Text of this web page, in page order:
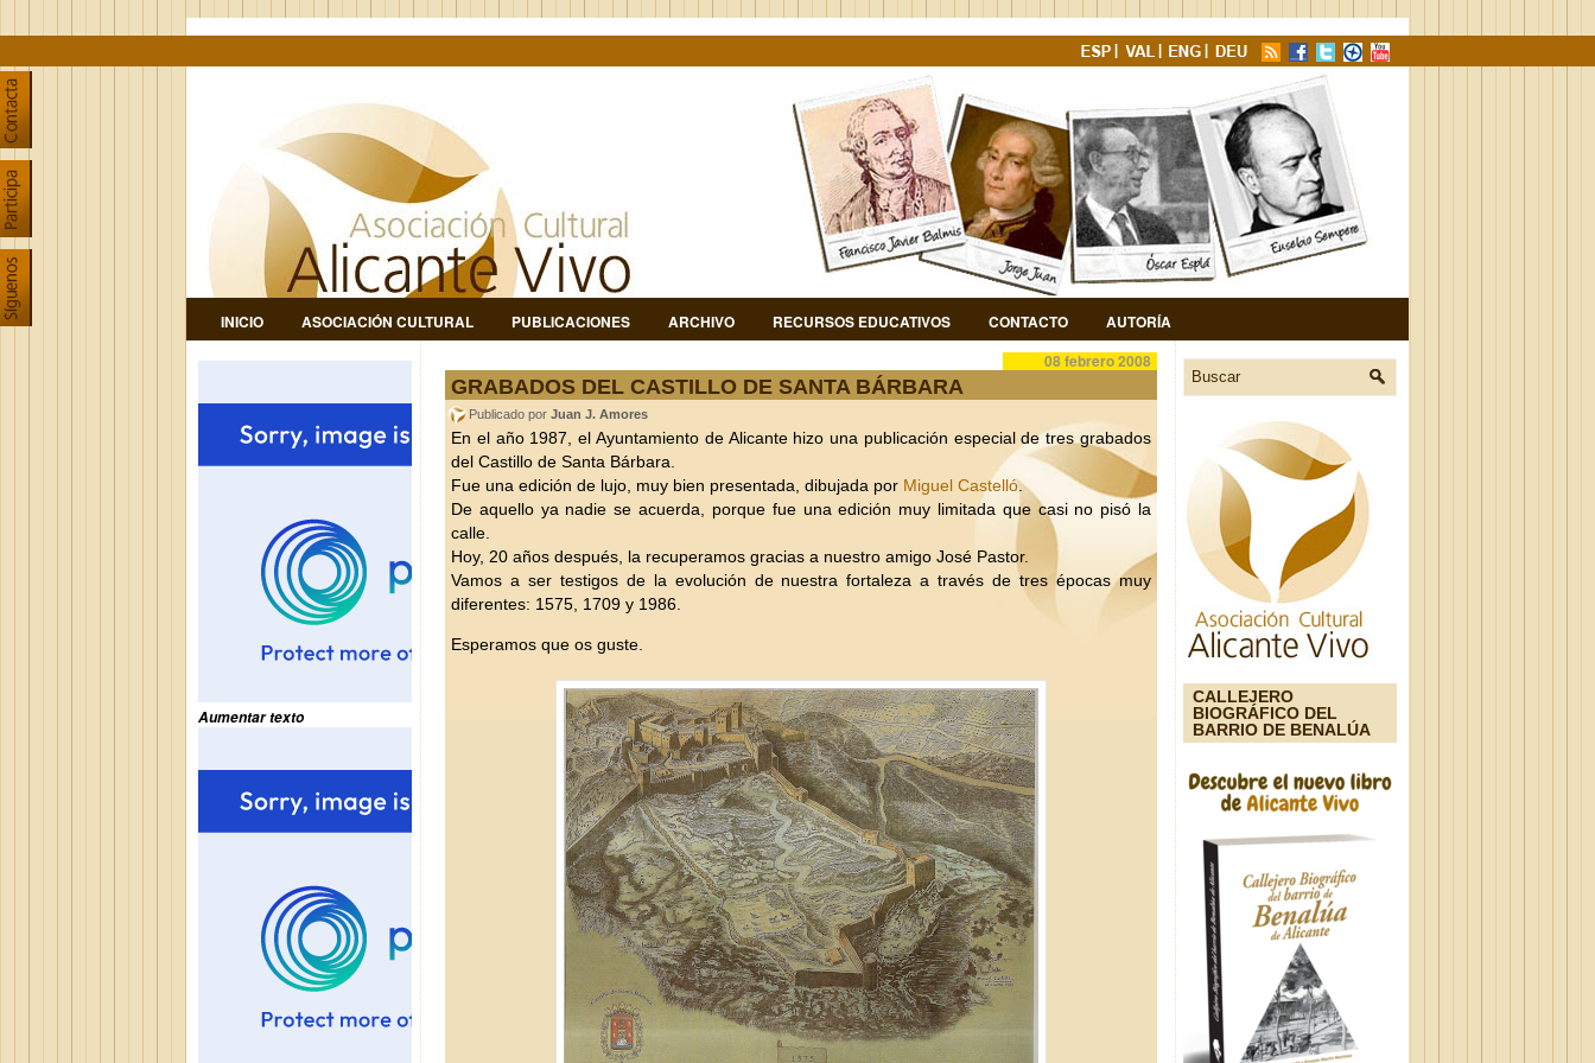
INICIO ASOCIACIÓN CULTURAL PUBLICACIONES ARCHIVO RECURSOS EDUCATIVOS CONTACTO AUTORÍA
Aumentar texto
08 febrero 2008
GRABADOS DEL CASTILLO DE SANTA BÁRBARA
Publicado por Juan J. Amores
En el año 1987, el Ayuntamiento de Alicante hizo una publicación especial de tres grabados
del Castillo de Santa Bárbara.
Fue una edición de lujo, muy bien presentada, dibujada por Miguel Castelló.
De aquello ya nadie se acuerda, porque fue una edición muy limitada que casi no pisó la
calle.
Hoy, 20 años después, la recuperamos gracias a nuestro amigo José Pastor.
Vamos a ser testigos de la evolución de nuestra fortaleza a través de tres épocas muy
diferentes: 1575, 1709 y 1986.
Esperamos que os guste.
CALLEJERO
BIOGRÁFICO DEL
BARRIO DE BENALÚA